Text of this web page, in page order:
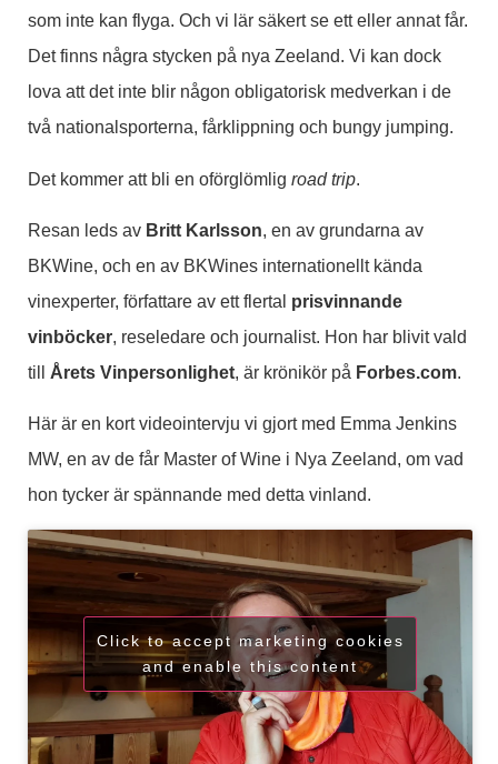
som inte kan flyga. Och vi lär säkert se ett eller annat får.
Det finns några stycken på nya Zeeland. Vi kan dock
lova att det inte blir någon obligatorisk medverkan i de
två nationalsporterna, fårklippning och bungy jumping.
Det kommer att bli en oförglömlig road trip.
Resan leds av Britt Karlsson, en av grundarna av
BKWine, och en av BKWines internationellt kända
vinexperter, författare av ett flertal prisvinnande
vinböcker, reseledare och journalist. Hon har blivit vald
till Årets Vinpersonlighet, är krönikör på Forbes.com.
Här är en kort videointervju vi gjort med Emma Jenkins
MW, en av de får Master of Wine i Nya Zeeland, om vad
hon tycker är spännande med detta vinland.
Click to accept marketing cookies
and enable this content